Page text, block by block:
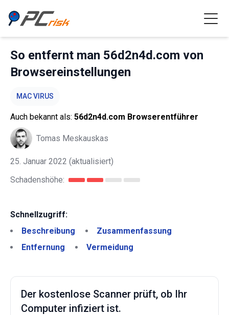
So entfernt man 56d2n4d.com von
Browsereinstellungen
MAC VIRUS
Auch bekannt als: 56d2n4d.com Browserentführer
Tomas Meskauskas
25. Januar 2022 (aktualisiert)
Schadenshöhe:
Schnellzugriff:
Beschreibung
Zusammenfassung
Entfernung
Vermeidung
Der kostenlose Scanner prüft, ob Ihr
Computer infiziert ist.